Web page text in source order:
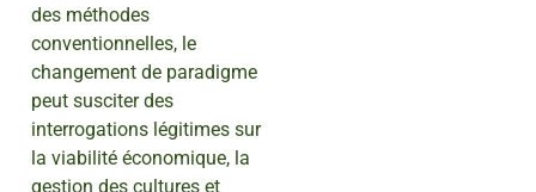
des méthodes
conventionnelles, le
changement de paradigme
peut susciter des
interrogations légitimes sur
la viabilité économique, la
gestion des cultures et